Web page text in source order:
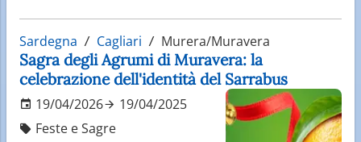
Sardegna Cagliari Murera/Muravera
Sagra degli Agrumi di Muravera: la
celebrazione dell'identità del Sarrabus
19/04/2026
19/04/2025
Feste e Sagre